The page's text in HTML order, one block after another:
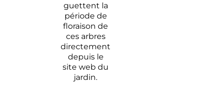
guettent la
période de
floraison de
ces arbres
directement
depuis le
site web du
jardin.